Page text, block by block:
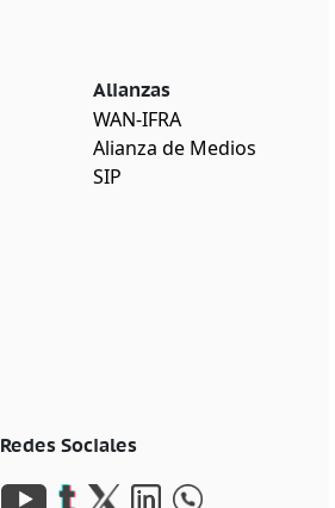
Alianzas
WAN-IFRA
Alianza de Medios
SIP
Redes Sociales